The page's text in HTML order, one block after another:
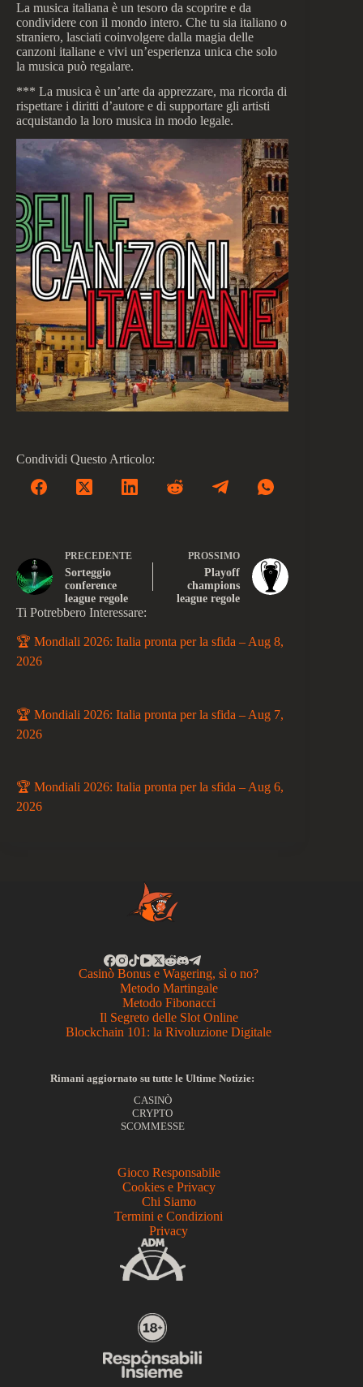
La musica italiana è un tesoro da scoprire e da
condividere con il mondo intero. Che tu sia italiano o
straniero, lasciati coinvolgere dalla magia delle
canzoni italiane e vivi un’esperienza unica che solo
la musica può regalare.
*** La musica è un’arte da apprezzare, ma ricorda di
rispettare i diritti d’autore e di supportare gli artisti
acquistando la loro musica in modo legale.
Condividi Questo Articolo:
PRECEDENTE
Sorteggio
conference
league regole
PROSSIMO
Playoff
champions
league regole
Ti Potrebbero Interessare:
🏆 Mondiali 2026: Italia pronta per la sfida – Aug 8,
2026
🏆 Mondiali 2026: Italia pronta per la sfida – Aug 7,
2026
🏆 Mondiali 2026: Italia pronta per la sfida – Aug 6,
2026
Casinò Bonus e Wagering, sì o no?
Metodo Martingale
Metodo Fibonacci
Il Segreto delle Slot Online
Blockchain 101: la Rivoluzione Digitale
Rimani aggiornato su tutte le Ultime Notizie:
CASINÒ
CRYPTO
SCOMMESSE
Gioco Responsabile
Cookies e Privacy
Chi Siamo
Termini e Condizioni
Privacy